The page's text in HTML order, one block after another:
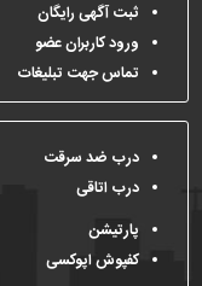
سرویس
بهداشتی
ابزار،یراق
و
آلات
برقی،روشنایی،ایمنی
محوطه
سازی
ثبت آگهی رایگان
ورود کاربران عضو
تماس جهت تبلیغات
درب ضد سرقت
درب اتاقی
پارتیشن
کفپوش اپوکسی